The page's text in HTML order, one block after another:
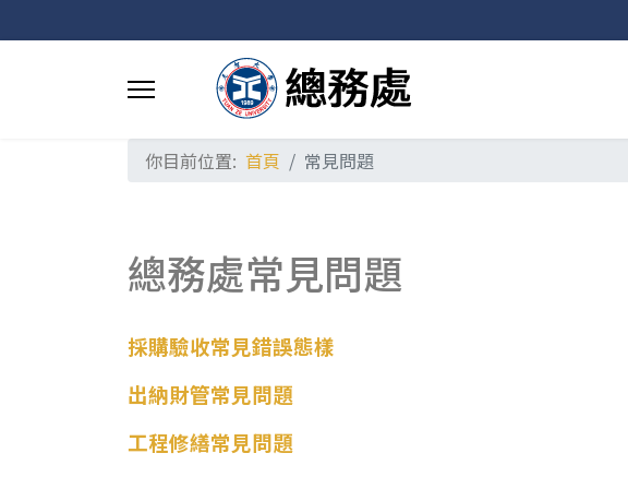
你目前位置: 首頁 常見問題
總務處常見問題
採購驗收常見錯誤態樣
出納財管常見問題
工程修繕常見問題